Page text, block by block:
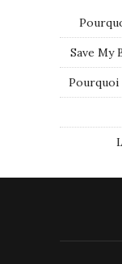
Save My
Pourquoi